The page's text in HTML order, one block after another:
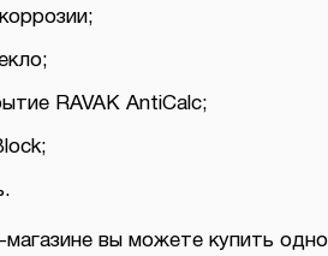
RAVAK AntiCalc;
вы можете купить